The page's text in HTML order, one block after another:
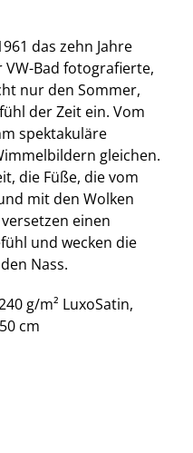
das zehn Jahre
Bad fotografierte,
nur den Sommer,
der Zeit ein. Vom
spektakuläre
gleichen.
die Füße, die vom
mit den Wolken
einen
und wecken die
Nass.
g/m² LuxoSatin,
cm